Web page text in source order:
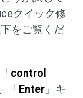
クイック修
をご覧くだ
control
「 Enter 」キ